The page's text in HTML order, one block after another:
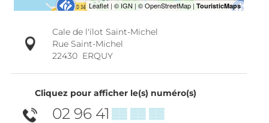
Cale de l'ïlot Saint-Michel
Rue Saint-Michel
22430 ERQUY
Cliquez pour afficher le(s) numéro(s)
02 96 41 ▒▒ ▒▒ ▒▒